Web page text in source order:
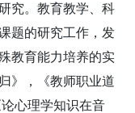
究。教育教学、科
题的研究工作，发
教育能力培养的实
》，《教师职业道
心理学知识在音